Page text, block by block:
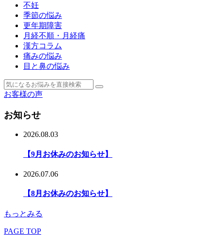
不妊
季節の悩み
更年期障害
月経不順・月経痛
漢方コラム
痛みの悩み
目と鼻の悩み
お客様の声
お知らせ
2026.08.03
【9月お休みのお知らせ】
2026.07.06
【8月お休みのお知らせ】
もっとみる
PAGE TOP